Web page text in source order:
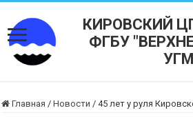
КИРОВСКИЙ
ФГБУ
Главная / Новости / 45 лет у руля